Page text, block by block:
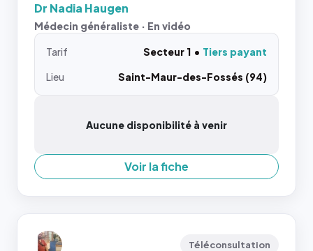
Dr Nadia Haugen
Médecin généraliste · En vidéo
Tarif Secteur 1
Tiers payant
Lieu
Saint-Maur-des-Fossés (94)
Aucune disponibilité à venir
Voir la fiche
Téléconsultation